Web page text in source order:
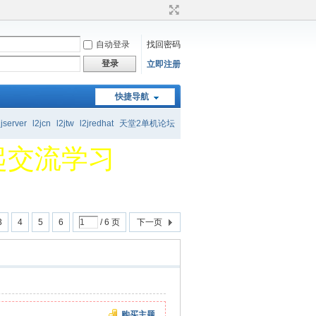
自动登录
找回密码
登录
立即注册
快捷导航
l2jcn l2jtw l2jredhat 天堂2单机论坛
交流学习
流学习
4 5 6 / 6 页 下一页